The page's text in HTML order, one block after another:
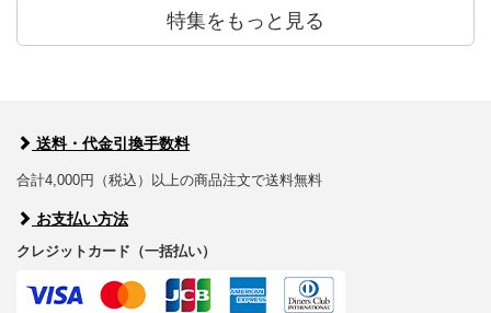
特集をもっと見る
送料・代金引換手数料
合計4,000円（税込）以上の商品注文で送料無料
お支払い方法
クレジットカード（一括払い）